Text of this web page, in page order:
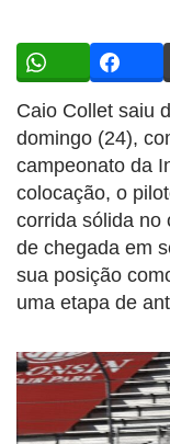
Caio Collet saiu
domingo (24),
campeonato da
colocação, o
corrida sólida no
de chegada em
sua posição
uma etapa de